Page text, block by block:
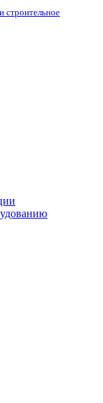
строительное